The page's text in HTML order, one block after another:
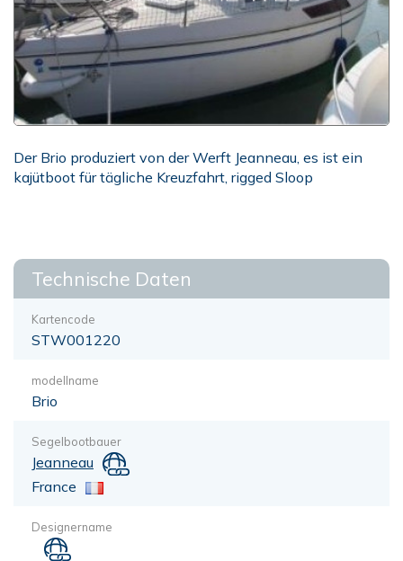
Der Brio produziert von der Werft Jeanneau, es ist ein
kajütboot für tägliche Kreuzfahrt, rigged Sloop
Technische Daten
Kartencode
STW001220
modellname
Brio
Segelbootbauer
Jeanneau
France
Designername